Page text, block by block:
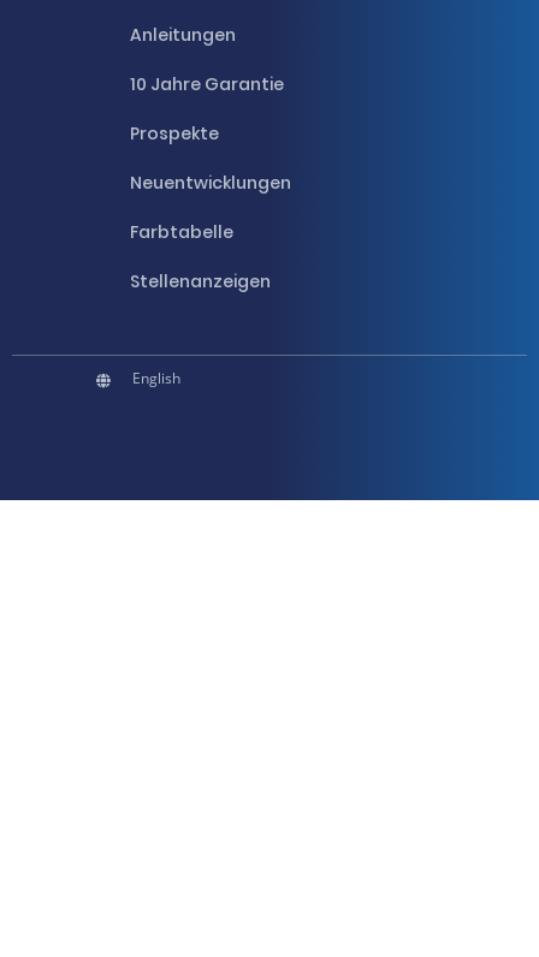
Anleitungen
10 Jahre Garantie
Prospekte
Neuentwicklungen
Farbtabelle
Stellenanzeigen
English